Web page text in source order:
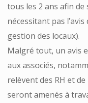
tous les 2 ans afin de
nécessitant pas
gestion des locaux).
Malgré tout, un avis
aux associés,
relèvent des RH et de
seront amenés à